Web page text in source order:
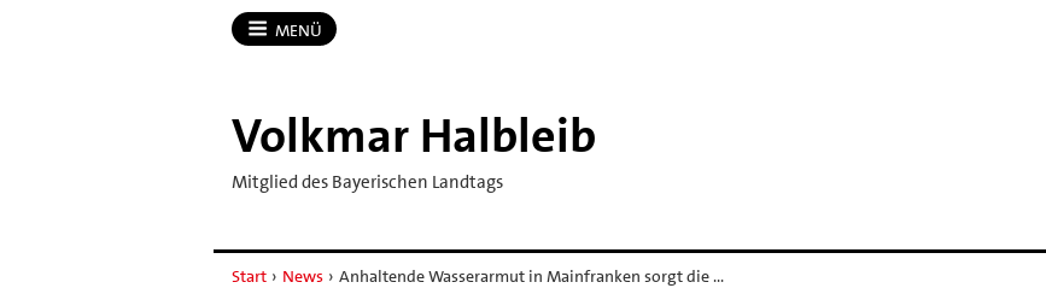
MENÜ
Volkmar Halbleib
Mitglied des Bayerischen Landtags
Start › News › Anhaltende Wasserarmut in Mainfranken sorgt die …